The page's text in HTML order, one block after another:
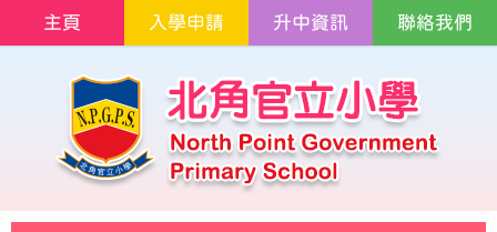
主頁 入學申請 升中資訊 聯絡我們